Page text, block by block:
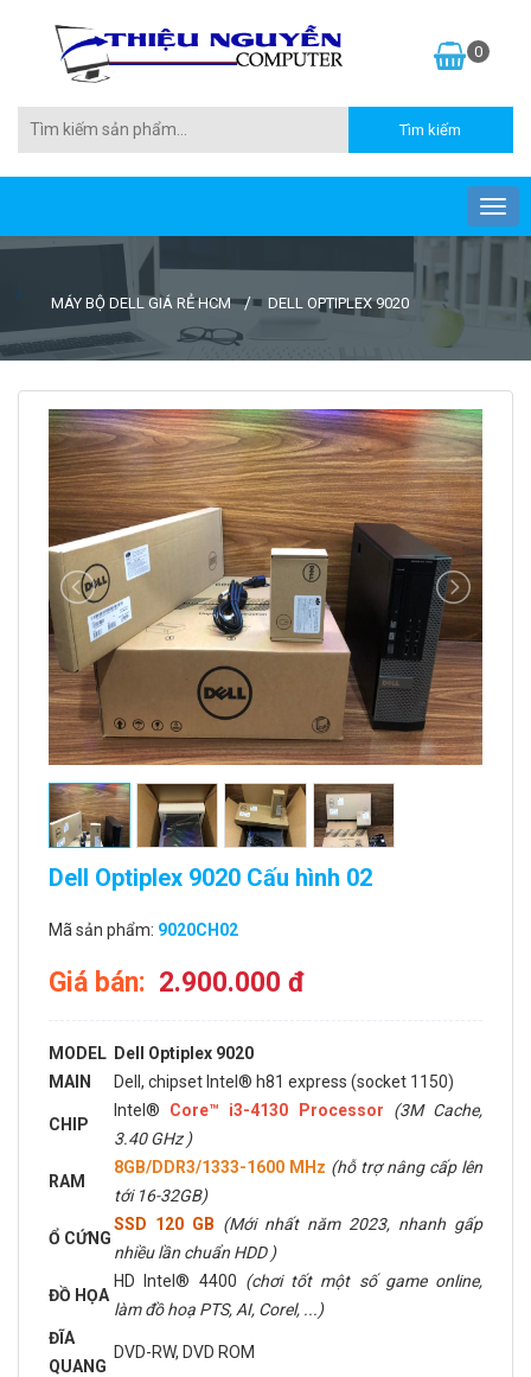
0
MÁY BỘ DELL GIÁ RẺ HCM DELL OPTIPLEX 9020
Dell Optiplex 9020 Cấu hình 02
Mã sản phẩm: 9020CH02
Giá bán: 2.900.000 đ
MODEL Dell Optiplex 9020
MAIN
Dell, chipset Intel® h81 express (socket 1150)
CHIP
Intel® Core™ i3-4130 Processor
(3M Cache,
3.40 GHz )
RAM
8GB/DDR3/1333-1600 MHz (hỗ trợ nâng cấp lên
tới 16-32GB)
Ổ CỨNG
SSD 120 GB (Mới nhất năm 2023, nhanh gấp
nhiều lần chuẩn HDD )
ĐỒ HỌA
HD Intel® 4400 (chơi tốt một số game online,
làm đồ hoạ PTS, AI, Corel, ...)
ĐĨA
QUANG
DVD-RW, DVD ROM